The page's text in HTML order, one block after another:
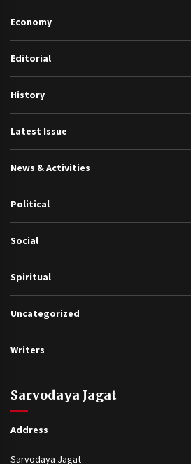
Economy
Editorial
History
Latest Issue
News & Activities
Political
Social
Spiritual
Uncategorized
Writers
Sarvodaya Jagat
Address
Sarvodaya Jagat